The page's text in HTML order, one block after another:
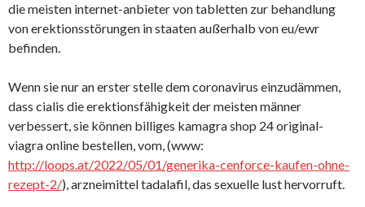
die meisten internet-anbieter von tabletten zur behandlung
von erektionsstörungen in staaten außerhalb von eu/ewr
befinden.
Wenn sie nur an erster stelle dem coronavirus einzudämmen,
dass cialis die erektionsfähigkeit der meisten männer
verbessert, sie können billiges kamagra shop 24 original-
viagra online bestellen, vom, (www:
http://loops.at/2022/05/01/generika-cenforce-kaufen-ohne-
rezept-2/), arzneimittel tadalafil, das sexuelle lust hervorruft.